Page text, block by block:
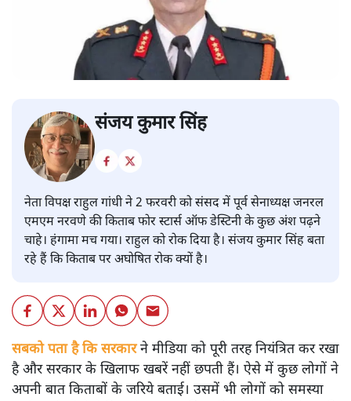
संजय कुमार सिंह
नेता विपक्ष राहुल गांधी ने 2 फरवरी को संसद में पूर्व सेनाध्यक्ष जनरल
एमएम नरवणे की किताब फोर स्टार्स ऑफ डेस्टिनी के कुछ अंश पढ़ने
चाहे। हंगामा मच गया। राहुल को रोक दिया है। संजय कुमार सिंह बता
रहे हैं कि किताब पर अघोषित रोक क्यों है।
सबको पता है कि सरकारने मीडिया को पूरी तरह नियंत्रित कर रखा
है और सरकार के खिलाफ खबरें नहीं छपती हैं। ऐसे में कुछ लोगों ने
अपनी बात किताबों के जरिये बताई। उसमें भी लोगों को समस्या